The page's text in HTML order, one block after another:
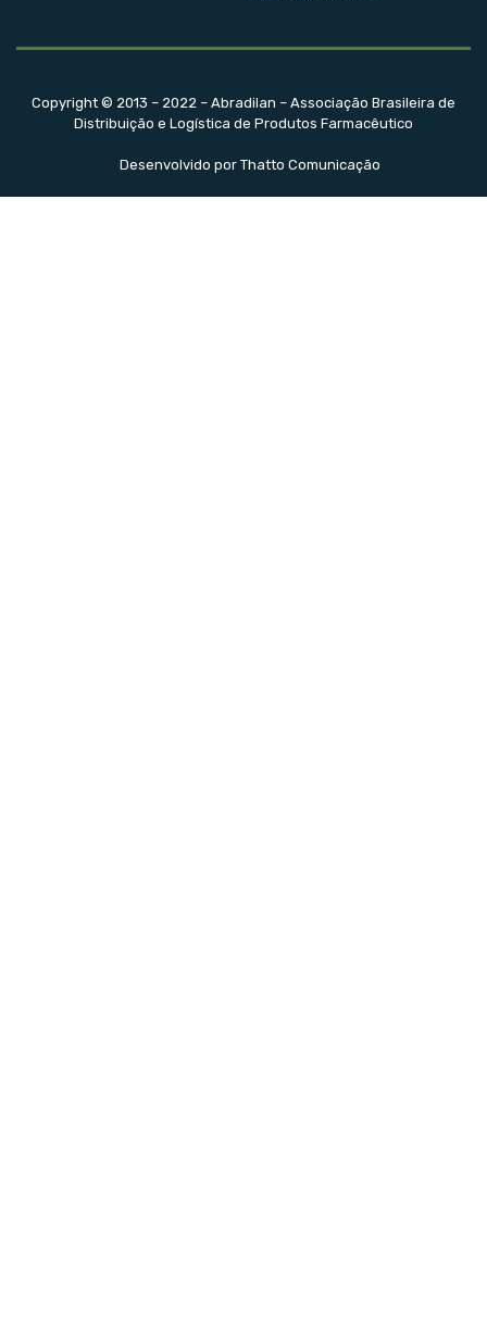
Copyright © 2013 – 2022 – Abradilan – Associação Brasileira de
Distribuição e Logística de Produtos Farmacêutico
Desenvolvido por Thatto Comunicação